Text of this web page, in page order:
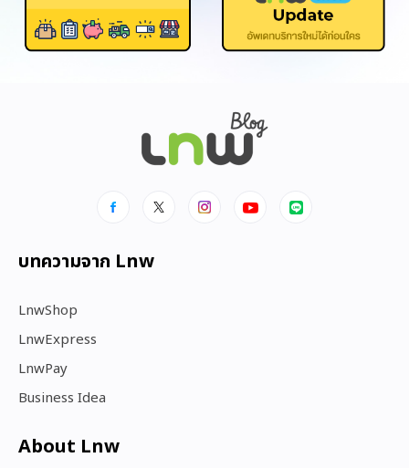
บทความจาก Lnw
LnwShop
LnwExpress
LnwPay
Business Idea
About Lnw​